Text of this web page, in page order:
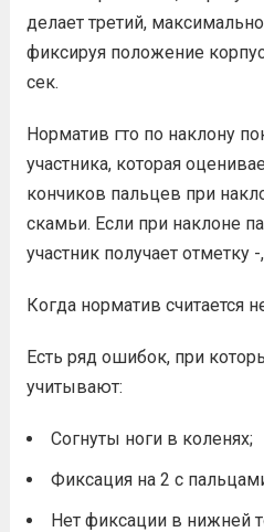
делает третий,
фиксируя положение
сек.
Норматив гто по наклону
участника, которая
кончиков пальцев при
скамьи. Если при наклоне
участник получает
Когда норматив считается
Есть ряд ошибок, при
учитывают:
Согнуты ноги в коленях;
Фиксация на 2 с
Нет фиксации в нижней